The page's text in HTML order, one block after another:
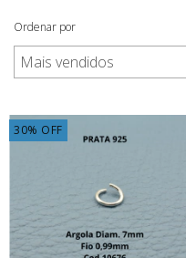
Ordenar por
30% OFF